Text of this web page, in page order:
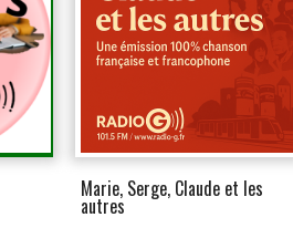
Marie, Serge, Claude et les
autres